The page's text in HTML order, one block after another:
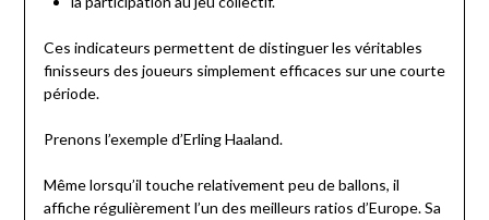
Ces indicateurs permettent de distinguer les véritables
finisseurs des joueurs simplement efficaces sur une courte
période.
Prenons l’exemple d’Erling Haaland.
Même lorsqu’il touche relativement peu de ballons, il
affiche régulièrement l’un des meilleurs ratios d’Europe. Sa